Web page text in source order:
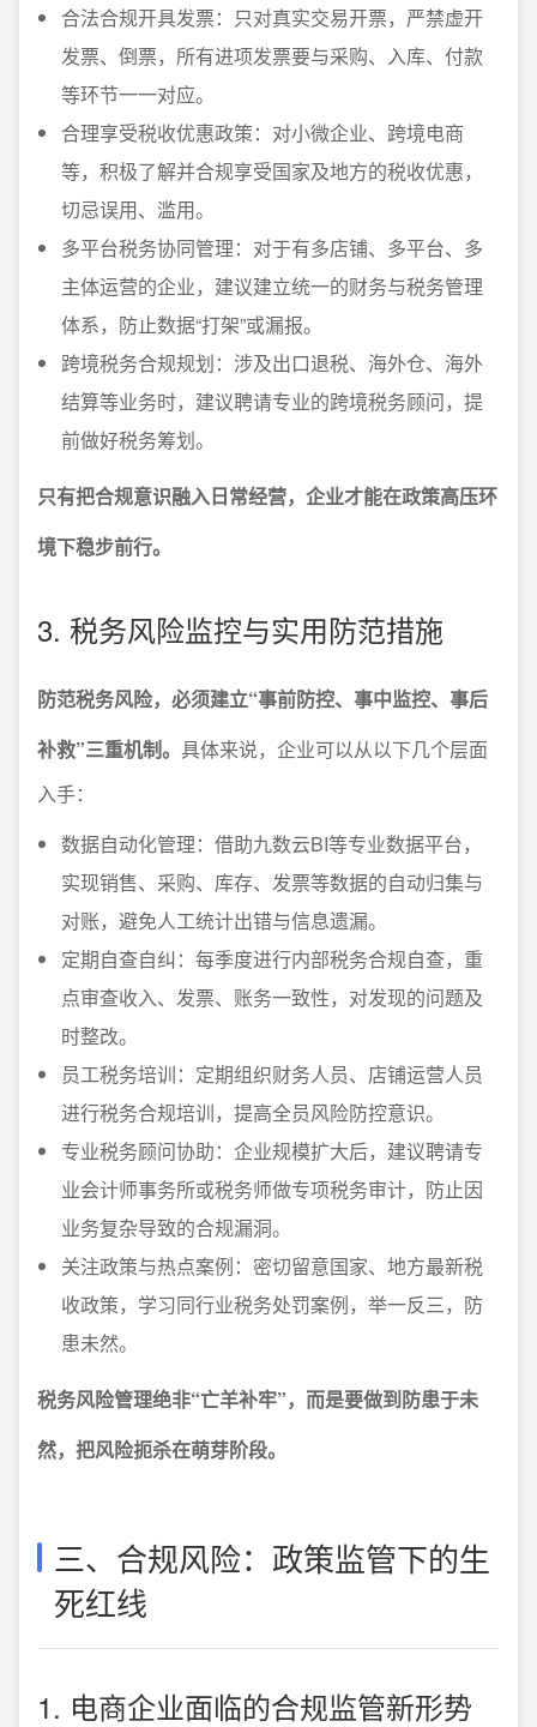
合法合规开具发票：只对真实交易开票，严禁虚开
发票、倒票，所有进项发票要与采购、入库、付款
等环节一一对应。
合理享受税收优惠政策：对小微企业、跨境电商
等，积极了解并合规享受国家及地方的税收优惠，
切忌误用、滥用。
多平台税务协同管理：对于有多店铺、多平台、多
主体运营的企业，建议建立统一的财务与税务管理
体系，防止数据“打架”或漏报。
跨境税务合规规划：涉及出口退税、海外仓、海外
结算等业务时，建议聘请专业的跨境税务顾问，提
前做好税务筹划。
只有把合规意识融入日常经营，企业才能在政策高压环
境下稳步前行。
3. 税务风险监控与实用防范措施
防范税务风险，必须建立“事前防控、事中监控、事后
补救”三重机制。 具体来说，企业可以从以下几个层面
入手：
数据自动化管理：借助九数云BI等专业数据平台，
实现销售、采购、库存、发票等数据的自动归集与
对账，避免人工统计出错与信息遗漏。
定期自查自纠：每季度进行内部税务合规自查，重
点审查收入、发票、账务一致性，对发现的问题及
时整改。
员工税务培训：定期组织财务人员、店铺运营人员
进行税务合规培训，提高全员风险防控意识。
专业税务顾问协助：企业规模扩大后，建议聘请专
业会计师事务所或税务师做专项税务审计，防止因
业务复杂导致的合规漏洞。
关注政策与热点案例：密切留意国家、地方最新税
收政策，学习同行业税务处罚案例，举一反三，防
患未然。
税务风险管理绝非“亡羊补牢”，而是要做到防患于未
然，把风险扼杀在萌芽阶段。
三、合规风险：政策监管下的生
死红线
1. 电商企业面临的合规监管新形势